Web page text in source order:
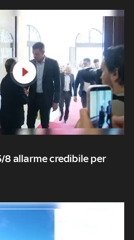
8 allarme credibile per